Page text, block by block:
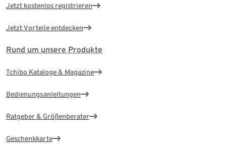
Jetzt kostenlos registrieren
Jetzt Vorteile entdecken
Rund um unsere Produkte
Tchibo Kataloge & Magazine
Bedienungsanleitungen
Ratgeber & Größenberater
Geschenkkarte